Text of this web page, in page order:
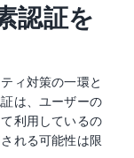
認証を
ィ対策の一環と
は、ユーザーの
利用しているの
れる可能性は限